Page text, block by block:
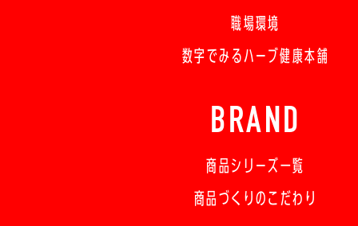
職場環境
数字でみるハーブ健康本舗
BRAND
商品シリーズ一覧
商品づくりのこだわり